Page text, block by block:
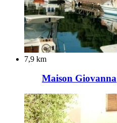
7,9 km
Maison Giovanna